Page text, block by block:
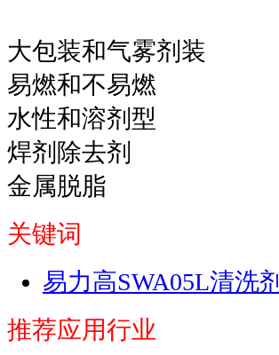
大包装和气雾剂装
易燃和不易燃
水性和溶剂型
焊剂除去剂
金属脱脂
关键词
易力高SWA05L清洗剂
推荐应用行业